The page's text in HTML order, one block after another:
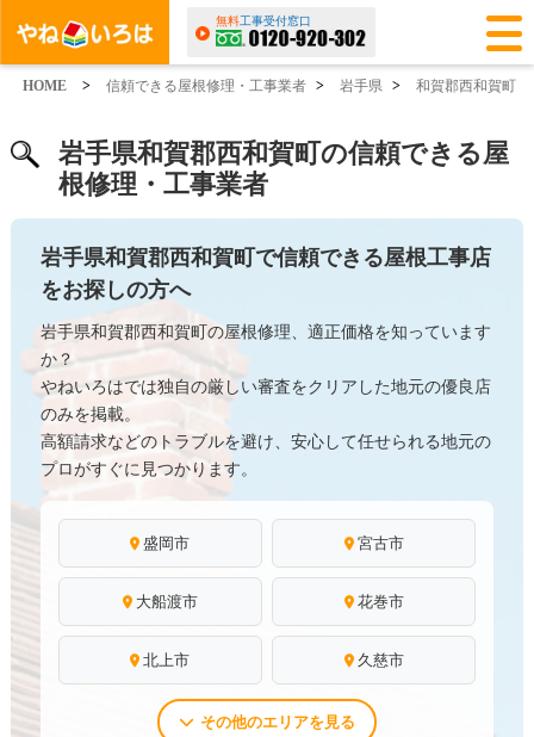
無料工事受付窓口
HOME > 信頼できる屋根修理・工事業者 > 岩手県 > 和賀郡西和賀町
岩手県和賀郡西和賀町の信頼できる屋
根修理・工事業者
岩手県和賀郡西和賀町で信頼できる屋根工事店
をお探しの方へ
岩手県和賀郡西和賀町の屋根修理、適正価格を知っています
か？
やねいろはでは独自の厳しい審査をクリアした地元の優良店
のみを掲載。
高額請求などのトラブルを避け、安心して任せられる地元の
プロがすぐに見つかります。
盛岡市 宮古市
大船渡市 花巻市
北上市 久慈市
その他のエリアを見る